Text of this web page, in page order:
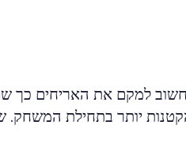
למקם את האריחים כך
יותר בתחילת המשחק.